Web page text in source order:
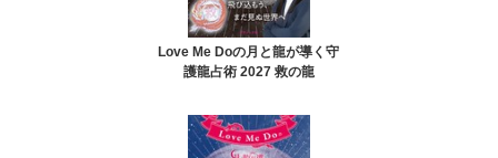
Love Me Doの月と龍が導く守
護龍占術 2027 救の龍